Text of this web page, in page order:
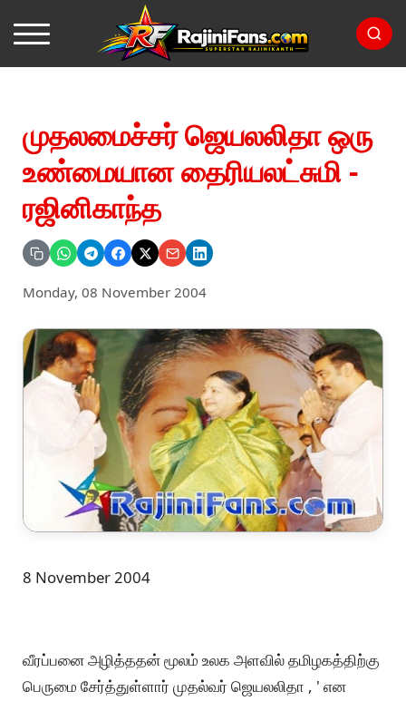
முதலமைச்சர் ஜெயலலிதா ஒரு
உண்மையான தைரியலட்சுமி -
ரஜினிகாந்த
Monday, 08 November 2004
8 November 2004
வீரப்பனை அழித்ததன் மூலம் உலக அளவில் தமிழகத்திற்கு
பெருமை சேர்த்துள்ளார் முதல்வர் ஜெயலலிதா , ' என